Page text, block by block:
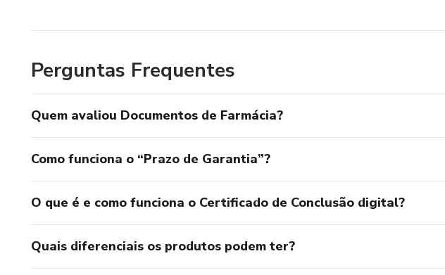
Perguntas Frequentes
Quem avaliou Documentos de Farmácia?
Como funciona o “Prazo de Garantia”?
O que é e como funciona o Certificado de Conclusão digital?
Quais diferenciais os produtos podem ter?